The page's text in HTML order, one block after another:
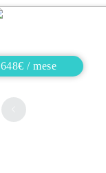
648€ / mese